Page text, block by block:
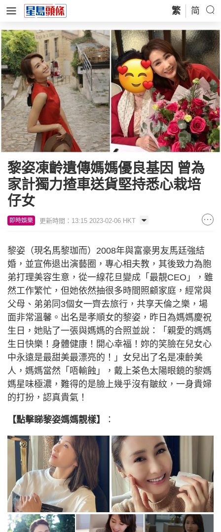
繁 简
黎姿凍齡遺傳媽媽優良基因 曾為
家計獨力揸車送貨堅持悉心栽培
仔女
即時娛樂 更新時間：13:15 2023-02-06 HKT
黎姿（現名馬黎珈而）2008年與富豪男友馬廷強結
婚，並宣佈退出演藝圈，專心相夫教，其後致力為胞
弟打理美容生意，從一線花旦變成「最靚CEO」，雖
然工作繁忙，但她依然抽很多時間照顧家庭，經常與
父母、弟弟同3個女一齊去旅行，共享天倫之樂，場
面非常溫馨。出名是孝順女的黎姿，昨日為媽媽慶祝
生日，她貼了一張與媽媽的合照並說：「親愛的媽媽
生日快樂！身體健康！開心幸福！妳的笑臉在兒女心
中永遠是最甜美最漂亮的！」女兒出了名是凍齡美
人，媽媽當然「唔輸蝕」，戴上茶色太陽眼鏡的黎媽
媽星味極濃，難得的是臉上幾乎沒有皺紋，一身貴婦
的打扮，認真貴氣！
【點擊睇黎姿媽媽靚樣】 ：